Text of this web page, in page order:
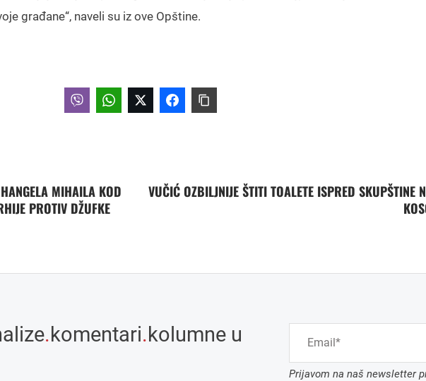
građane“, naveli su iz ove Opštine.
MIHAILA KOD
PROTIV DŽUFKE
VUČIĆ OZBILJNIJE ŠTITI TOALETE ISPRED SKUPŠTINE
.komentari.kolumne u
Prijavom na naš newsletter